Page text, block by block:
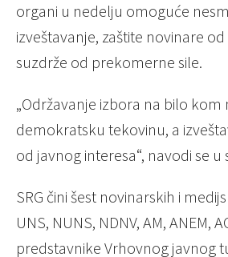
organi u nedelju omoguće
izveštavanje, zaštite novinare od
suzdrže od prekomerne sile.
„Održavanje izbora na bilo
demokratsku tekovinu, a
od javnog interesa“, navodi se u
SRG čini šest novinarskih i
UNS, NUNS, NDNV, AM, ANEM,
predstavnike Vrhovnog javnog